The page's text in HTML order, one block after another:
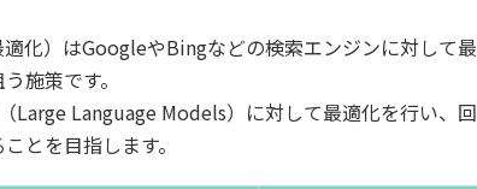
化）はGoogleやBingなどの検索エンジンに対して
施策です。
Large Language Models）に対して最適化を行い、
とを目指します。